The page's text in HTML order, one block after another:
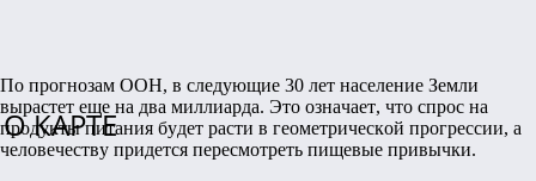
О КАРТЕ
По прогнозам ООН, в следующие 30 лет население Земли
вырастет еще на два миллиарда. Это означает, что спрос на
продукты питания будет расти в геометрической прогрессии, а
человечеству придется пересмотреть пищевые привычки.